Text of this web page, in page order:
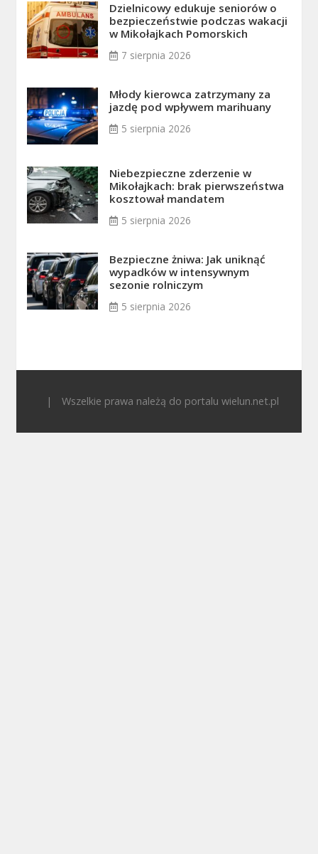
Dzielnicowy edukuje seniorów o
bezpieczeństwie podczas wakacji
w Mikołajkach Pomorskich
7 sierpnia 2026
Młody kierowca zatrzymany za
jazdę pod wpływem marihuany
5 sierpnia 2026
Niebezpieczne zderzenie w
Mikołajkach: brak pierwszeństwa
kosztował mandatem
5 sierpnia 2026
Bezpieczne żniwa: Jak uniknąć
wypadków w intensywnym
sezonie rolniczym
5 sierpnia 2026
| Wszelkie prawa należą do portalu wielun.net.pl